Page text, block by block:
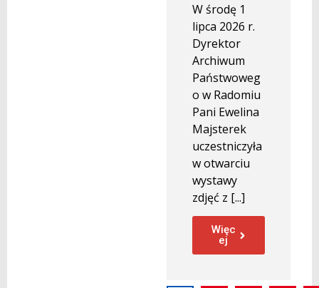
W środę 1
lipca 2026 r.
Dyrektor
Archiwum
Państwoweg
o w Radomiu
Pani Ewelina
Majsterek
uczestniczyła
w otwarciu
wystawy
zdjęć z [...]
Więc
ej